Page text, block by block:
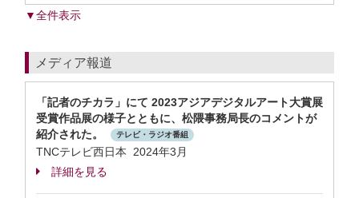
▼全件表示
メディア報道
「記者のチカラ」にて 2023アジアデジタルアート大賞展
受賞作品展の様子とともに、松隈事務局長のコメントが
紹介された。
テレビ・ラジオ番組
TNCテレビ西日本 2024年3月
詳細を見る